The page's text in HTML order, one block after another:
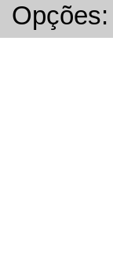
Opções: